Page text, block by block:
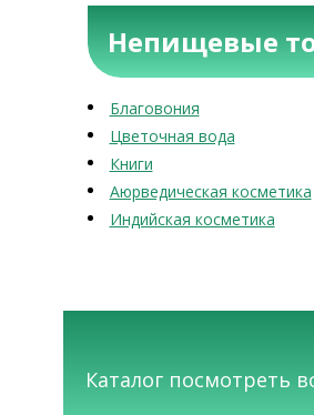
Непищевые
Благовония
Цветочная вода
Книги
Аюрведическая косметика
Индийская косметика
Каталог посмотреть